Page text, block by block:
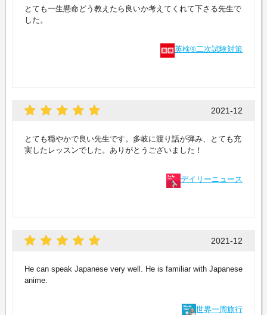
とても一生懸命どう教えたら良いか考えてくれて下さる先生で
した。
英検®二次試験対策
2021-12
とても穏やかで良い先生です。多岐に渡り話が弾み、とても充
実したレッスンでした。ありがとうございました！
デイリーニュース
2021-12
He can speak Japanese very well. He is familiar with Japanese
anime.
世界一周旅行